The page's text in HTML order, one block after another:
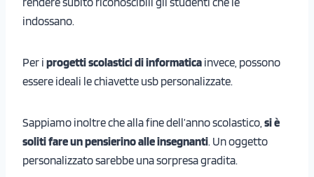
indossano.
Per i progetti scolastici di informatica invece, possono
essere ideali le chiavette usb personalizzate.
Sappiamo inoltre che alla fine dell’anno scolastico, si è
soliti fare un pensierino alle insegnanti. Un oggetto
personalizzato sarebbe una sorpresa gradita.